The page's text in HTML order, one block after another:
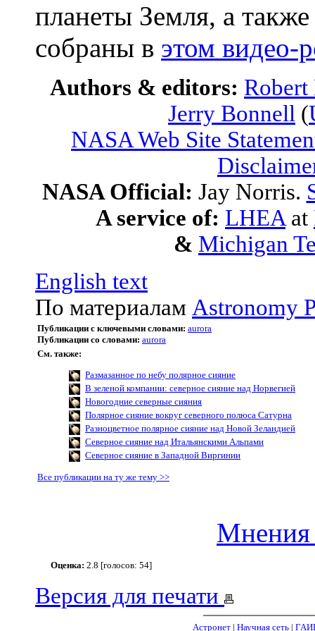
планеты Земля, а
собраны в этом видео-
Authors & editors:
Jerry Bonnell (
NASA Web Site
NASA Official: Jay Norris.
A service of: LHEA at
& Michigan
English text
По материалам Astronomy
Публикации с ключевыми словами: aurora
Публикации со словами: aurora
См. также:
Размазанное по небу полярное сияние
В зеленой компании: северное сияние над Норвегией
Новогодние северные сияния
Полярное сияние вокруг северного полюса Сатурна
Разноцветное полярное сияние над Новой Зеландией
Северное сияние над Итальянскими Альпами
Северное сияние в Западной Виргинии
Все публикации на ту же тему >>
Мнения
Оценка: 2.8 [голосов: 54]
Версия для печати
Астронет| Научная сеть|